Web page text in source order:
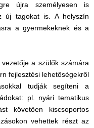
újra személyesen is
új tagokat is. A helyszín
a gyermekeknek és a
a szülők számára
fejlesztési lehetőségekről
tudják segíteni a
pl. nyári tematikus
követően kiscsoportos
vehettek részt az